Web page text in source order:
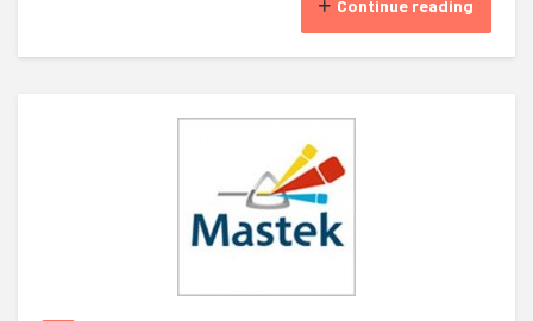
Continue reading